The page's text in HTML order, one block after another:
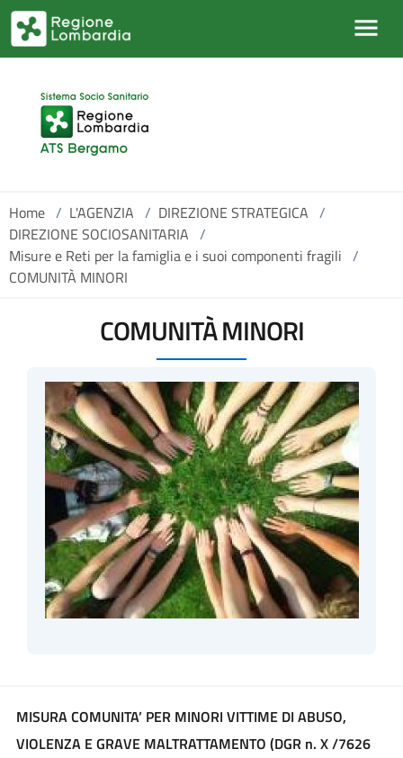
Salta al contenuto principale
Home / L'AGENZIA / DIREZIONE STRATEGICA /
DIREZIONE SOCIOSANITARIA /
Misure e Reti per la famiglia e i suoi componenti fragili /
COMUNITÀ MINORI
COMUNITÀ MINORI
MISURA COMUNITA’ PER MINORI VITTIME DI ABUSO,
VIOLENZA E GRAVE MALTRATTAMENTO (DGR n. X /7626